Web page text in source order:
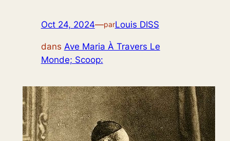
Oct 24, 2024—parLouis DISS
dans Ave Maria À Travers Le
Monde; Scoop: